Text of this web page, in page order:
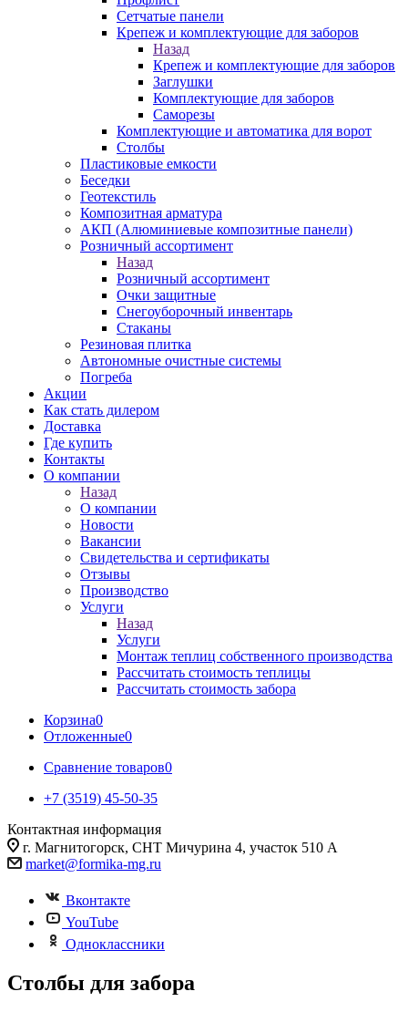
Сетчатые панели
Крепеж и комплектующие для заборов
Назад
Крепеж и комплектующие для заборов
Заглушки
Комплектующие для заборов
Саморезы
Комплектующие и автоматика для ворот
Столбы
Пластиковые емкости
Беседки
Геотекстиль
Композитная арматура
АКП (Алюминиевые композитные панели)
Розничный ассортимент
Назад
Розничный ассортимент
Очки защитные
Снегоуборочный инвентарь
Стаканы
Резиновая плитка
Автономные очистные системы
Погреба
Акции
Как стать дилером
Доставка
Где купить
Контакты
О компании
Назад
О компании
Новости
Вакансии
Свидетельства и сертификаты
Отзывы
Производство
Услуги
Назад
Услуги
Монтаж теплиц собственного производства
Рассчитать стоимость теплицы
Рассчитать стоимость забора
Корзина0
Отложенные0
Сравнение товаров0
+7 (3519) 45-50-35
Контактная информация
г. Магнитогорск, СНТ Мичурина 4, участок 510 А
market@formika-mg.ru
Вконтакте
YouTube
Одноклассники
Столбы для забора